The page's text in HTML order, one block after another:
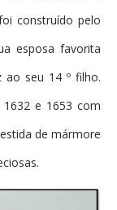
construído pelo
esposa favorita
ao seu 14 º filho.
e 1653 com
de mármore